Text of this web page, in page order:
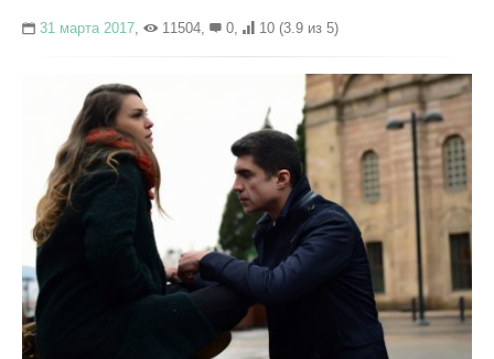
31 марта 2017, 11504, 0, 10 (3.9 из 5)